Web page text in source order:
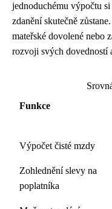
jednoduchému výpočtu
zdanění skutečně
mateřské dovolené nebo
rozvoji svých dovedností
Funkce
Výpočet čisté mzdy
Zohlednění slevy na
poplatníka